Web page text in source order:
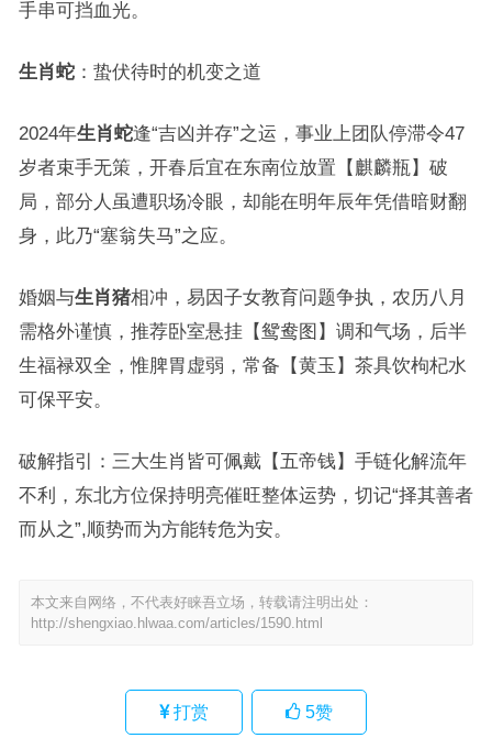
手串可挡血光。
生肖蛇：蛰伏待时的机变之道
2024年生肖蛇逢“吉凶并存”之运，事业上团队停滞令47
岁者束手无策，开春后宜在东南位放置【麒麟瓶】破
局，部分人虽遭职场冷眼，却能在明年辰年凭借暗财翻
身，此乃“塞翁失马”之应。
婚姻与生肖猪相冲，易因子女教育问题争执，农历八月
需格外谨慎，推荐卧室悬挂【鸳鸯图】调和气场，后半
生福禄双全，惟脾胃虚弱，常备【黄玉】茶具饮枸杞水
可保平安。
破解指引：三大生肖皆可佩戴【五帝钱】手链化解流年
不利，东北方位保持明亮催旺整体运势，切记“择其善者
而从之”,顺势而为方能转危为安。
本文来自网络，不代表好睐吾立场，转载请注明出处：
http://shengxiao.hlwaa.com/articles/1590.html
打赏 5赞